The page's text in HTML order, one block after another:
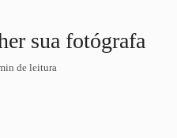
sua fotógrafa
de leitura